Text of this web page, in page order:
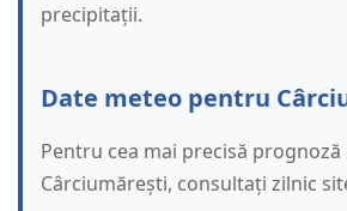
precipitații.
Date meteo pentru
Pentru cea mai precisă
Cârciumărești, consultați zilnic